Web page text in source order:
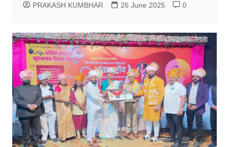
PRAKASH KUMBHAR 26 June 2025 0